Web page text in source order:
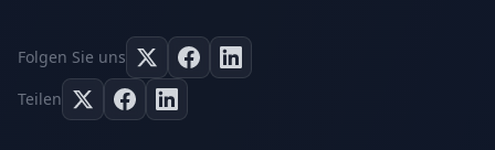
Folgen Sie uns
Teilen